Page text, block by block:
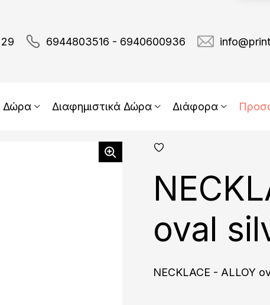
6944803516 - 6940600936
Δώρα Διαφημιστικά Δώρα Διάφορα
oval
NECKLACE - ALLOY